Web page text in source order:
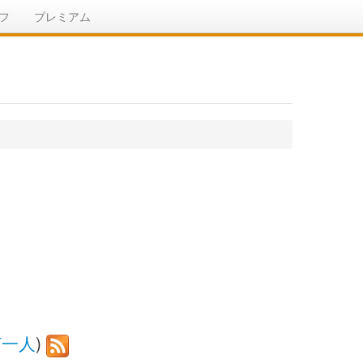
プレミアム
人)